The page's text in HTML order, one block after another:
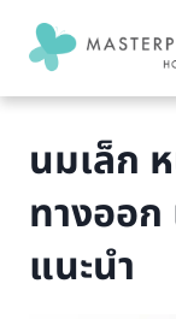
content
นมเล็ก
ทางออ
แนะนำ